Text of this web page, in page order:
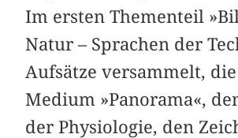
Im ersten Thementeil
Natur – Sprachen der
Aufsätze versammelt,
Medium »Panorama«,
der Physiologie, den